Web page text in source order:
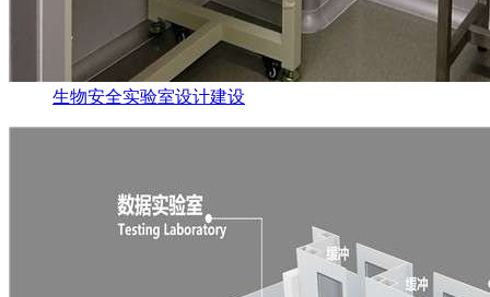
生物安全实验室设计建设